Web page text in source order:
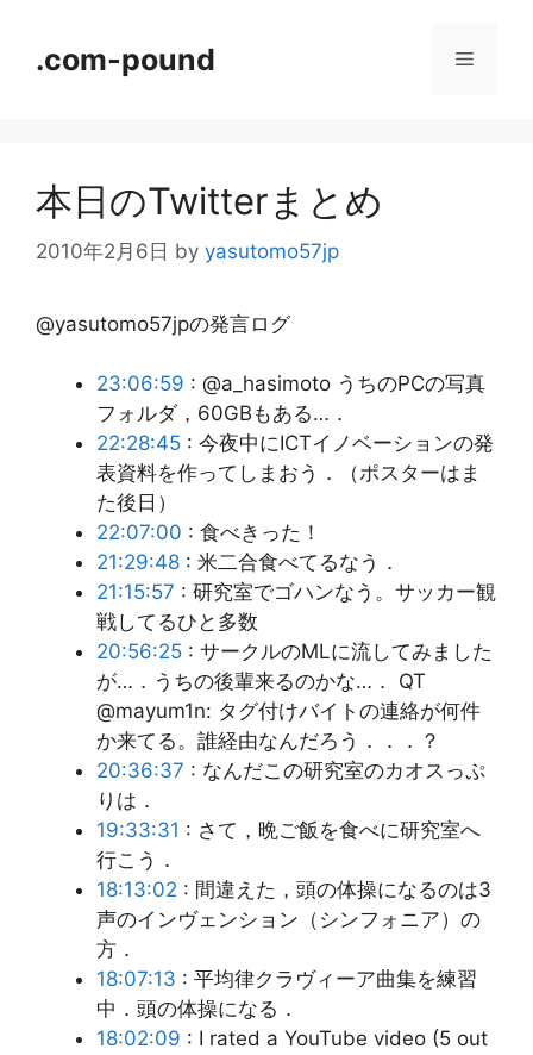
.com-pound メ
本日のTwitterまとめ
2010年2月6日 by yasutomo57jp
@yasutomo57jpの発言ログ
23:06:59 : @a_hasimoto うちのPCの写真
フォルダ，60GBもある…．
22:28:45 : 今夜中にICTイノベーションの発
表資料を作ってしまおう．（ポスターはま
た後日）
22:07:00 : 食べきった！
21:29:48 : 米二合食べてるなう．
21:15:57 : 研究室でゴハンなう。サッカー観
戦してるひと多数
20:56:25 : サークルのMLに流してみました
が…．うちの後輩来るのかな…． QT
@mayum1n: タグ付けバイトの連絡が何件
か来てる。誰経由なんだろう．．．？
20:36:37 : なんだこの研究室のカオスっぷ
りは．
19:33:31 : さて，晩ご飯を食べに研究室へ
行こう．
18:13:02 : 間違えた，頭の体操になるのは3
声のインヴェンション（シンフォニア）の
方．
18:07:13 : 平均律クラヴィーア曲集を練習
中．頭の体操になる．
18:02:09 : I rated a YouTube video (5 out